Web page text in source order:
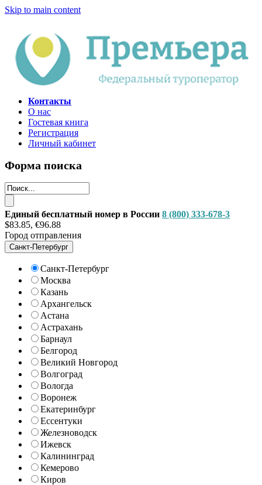
Skip to main content
Контакты
О нас
Гостевая книга
Регистрация
Личный кабинет
Форма поиска
Единый бесплатный номер в России 8 (800) 333-678-3
$83.85, €96.88
Город отправления
Санкт-Петербург
Санкт-Петербург
Москва
Казань
Архангельск
Астана
Астрахань
Барнаул
Белгород
Великий Новгород
Волгоград
Вологда
Воронеж
Екатеринбург
Ессентуки
Железноводск
Ижевск
Калининград
Кемерово
Киров